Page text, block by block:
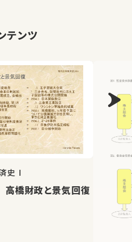
テンツ
史 I
回 8 高橋財政と景気回復